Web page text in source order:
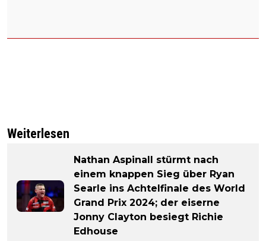
Weiterlesen
Nathan Aspinall stürmt nach
einem knappen Sieg über Ryan
Searle ins Achtelfinale des World
Grand Prix 2024; der eiserne
Jonny Clayton besiegt Richie
Edhouse